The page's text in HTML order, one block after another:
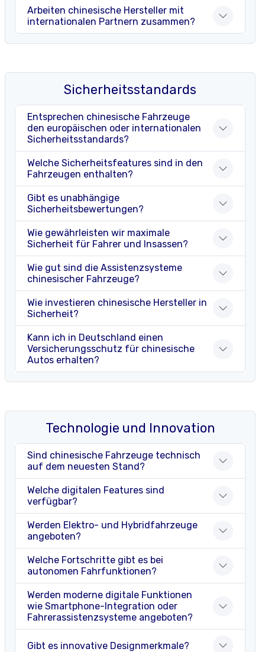
Arbeiten chinesische Hersteller mit
internationalen Partnern zusammen?
Sicherheitsstandards
Entsprechen chinesische Fahrzeuge
den europäischen oder internationalen
Sicherheitsstandards?
Welche Sicherheitsfeatures sind in den
Fahrzeugen enthalten?
Gibt es unabhängige
Sicherheitsbewertungen?
Wie gewährleisten wir maximale
Sicherheit für Fahrer und Insassen?
Wie gut sind die Assistenzsysteme
chinesischer Fahrzeuge?
Wie investieren chinesische Hersteller in
Sicherheit?
Kann ich in Deutschland einen
Versicherungsschutz für chinesische
Autos erhalten?
Technologie und Innovation
Sind chinesische Fahrzeuge technisch
auf dem neuesten Stand?
Welche digitalen Features sind
verfügbar?
Werden Elektro- und Hybridfahrzeuge
angeboten?
Welche Fortschritte gibt es bei
autonomen Fahrfunktionen?
Werden moderne digitale Funktionen
wie Smartphone-Integration oder
Fahrerassistenzsysteme angeboten?
Gibt es innovative Designmerkmale?